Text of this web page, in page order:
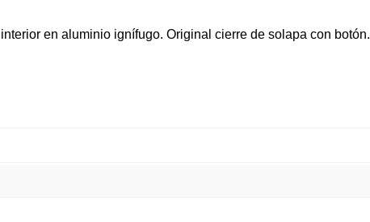
en aluminio ignífugo. Original cierre de solapa con botón.